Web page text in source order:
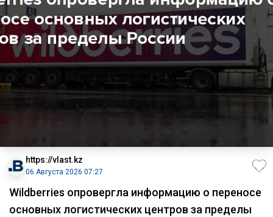
https://vlast.kz
06 Августа 2026 07:27
Wildberries опровергла информацию о переносе
основных логистических центров за пределы